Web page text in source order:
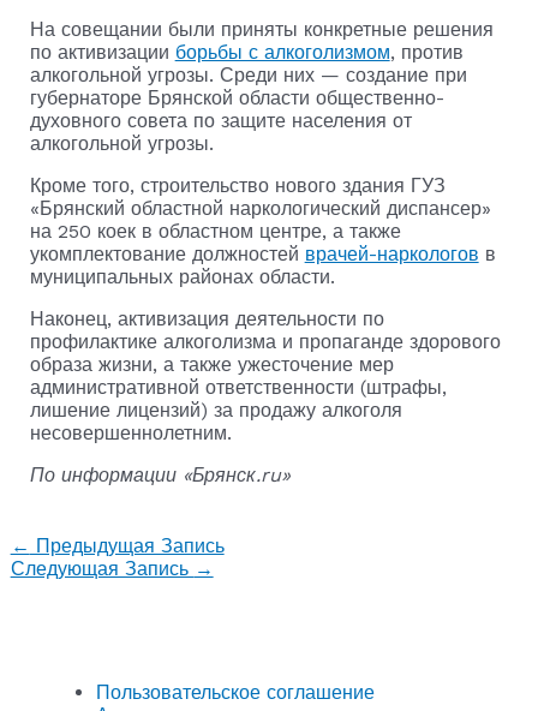
На совещании были приняты конкретные решения
по активизации борьбы с алкоголизмом, против
алкогольной угрозы. Среди них — создание при
губернаторе Брянской области общественно-
духовного совета по защите населения от
алкогольной угрозы.
Кроме того, строительство нового здания ГУЗ
«Брянский областной наркологический диспансер»
на 250 коек в областном центре, а также
укомплектование должностей врачей-наркологов в
муниципальных районах области.
Наконец, активизация деятельности по
профилактике алкоголизма и пропаганде здорового
образа жизни, а также ужесточение мер
административной ответственности (штрафы,
лишение лицензий) за продажу алкоголя
несовершеннолетним.
По информации «Брянск.ru»
← Предыдущая Запись
Следующая Запись →
Пользовательское соглашение